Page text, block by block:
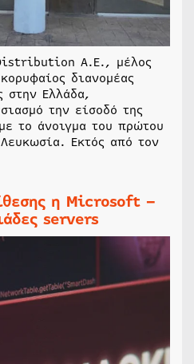
A.E., μέλος
διανομέας
στην Ελλάδα,
την είσοδό της
το άνοιγμα του πρώτου
Εκτός από τον
η Microsoft –
servers